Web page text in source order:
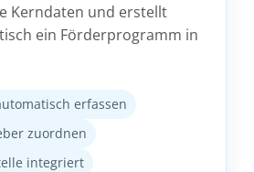
Kerndaten und erstellt
ein Förderprogramm in
erfassen
zuordnen
integriert